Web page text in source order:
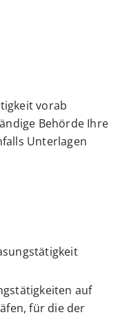
vorab
Behörde Ihre
Unterlagen
auf
für die der